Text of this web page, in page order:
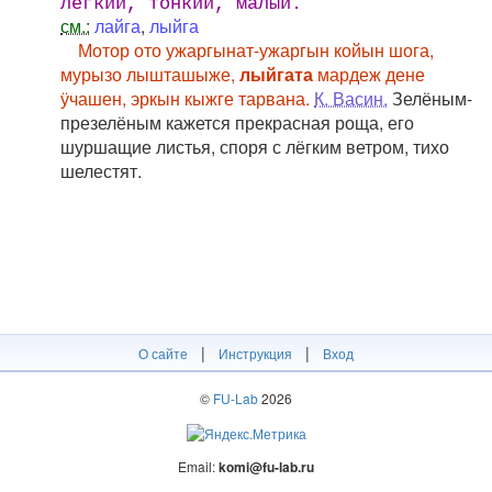
см.: лайга, лыйга
Мотор ото ужаргынат-ужаргын койын шога,
мурызо лышташыже, лыйгата мардеж дене
ӱчашен, эркын кыжге тарвана. К. Васин. Зелёным-
презелёным кажется прекрасная роща, его
шуршащие листья, споря с лёгким ветром, тихо
шелестят.
О сайте | Инструкция | Вход
© FU-Lab2026
Email:komi@fu-lab.ru